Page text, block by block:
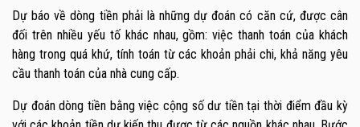
Dự báo về dòng tiền phải là những dự đoán có căn cứ, được cân
đối trên nhiều yếu tố khác nhau, gồm: việc thanh toán của khách
hàng trong quá khứ, tính toán từ các khoản phải chi, khả năng yêu
cầu thanh toán của nhà cung cấp.
Dự đoán dòng tiền bằng việc cộng số dư tiền tại thời điểm đầu kỳ